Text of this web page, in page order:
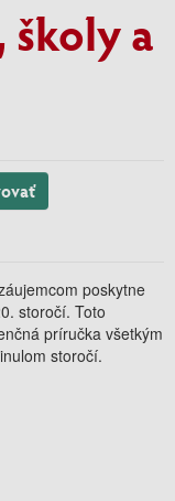
školy a
poskytne
storočí. Toto
príručka všetkým
storočí.